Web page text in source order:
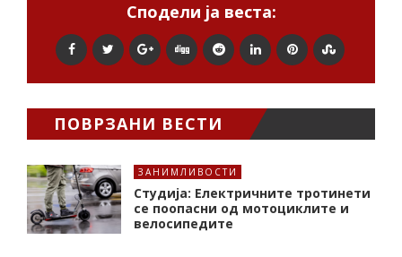
Сподели ја веста:
ПОВРЗАНИ ВЕСТИ
ЗАНИМЛИВОСТИ
Студија: Електричните тротинети
се поопасни од мотоциклите и
велосипедите